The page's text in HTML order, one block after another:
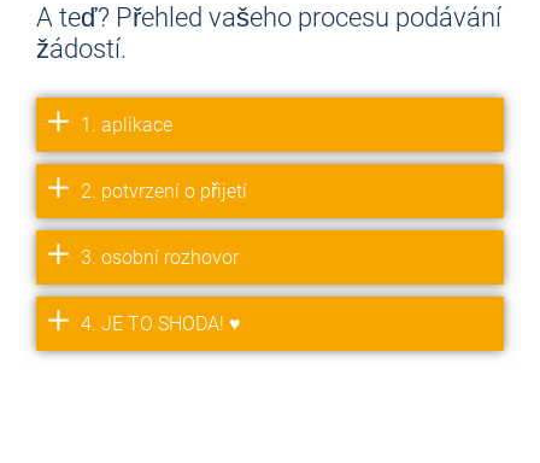
A teď? Přehled vašeho procesu podávání
žádostí.
1. aplikace
2. potvrzení o přijetí
3. osobní rozhovor
4. JE TO SHODA! ♥